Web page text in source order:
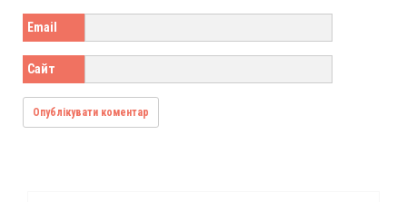
Email
Сайт